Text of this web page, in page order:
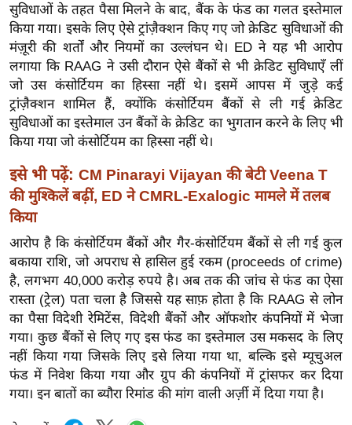
बॉ
ली
वु
ड
हॉ
ली
वु
फि
ल्म
स
मी
क्षा
B
r
e
a
k
i
सुविधाओं के तहत पैसा मिलने के बाद, बैंक के फंड का गलत इस्तेमाल
किया गया। इसके लिए ऐसे ट्रांज़ैक्शन किए गए जो क्रेडिट सुविधाओं की
मंज़ूरी की शर्तों और नियमों का उल्लंघन थे। ED ने यह भी आरोप
लगाया कि RAAG ने उसी दौरान ऐसे बैंकों से भी क्रेडिट सुविधाएँ लीं
जो उस कंसोर्टियम का हिस्सा नहीं थे। इसमें आपस में जुड़े कई
ट्रांज़ैक्शन शामिल हैं, क्योंकि कंसोर्टियम बैंकों से ली गई क्रेडिट
सुविधाओं का इस्तेमाल उन बैंकों के क्रेडिट का भुगतान करने के लिए भी
किया गया जो कंसोर्टियम का हिस्सा नहीं थे।
इसे भी पढ़ें: CM Pinarayi Vijayan की बेटी Veena T
की मुश्किलें बढ़ीं, ED ने CMRL-Exalogic मामले में तलब
किया
आरोप है कि कंसोर्टियम बैंकों और गैर-कंसोर्टियम बैंकों से ली गई कुल
बकाया राशि, जो अपराध से हासिल हुई रकम (proceeds of crime)
है, लगभग 40,000 करोड़ रुपये है। अब तक की जांच से फंड का ऐसा
रास्ता (ट्रेल) पता चला है जिससे यह साफ़ होता है कि RAAG से लोन
का पैसा विदेशी रेमिटेंस, विदेशी बैंकों और ऑफशोर कंपनियों में भेजा
गया। कुछ बैंकों से लिए गए इस फंड का इस्तेमाल उस मकसद के लिए
नहीं किया गया जिसके लिए इसे लिया गया था, बल्कि इसे म्यूचुअल
फंड में निवेश किया गया और ग्रुप की कंपनियों में ट्रांसफर कर दिया
गया। इन बातों का ब्यौरा रिमांड की मांग वाली अर्ज़ी में दिया गया है।